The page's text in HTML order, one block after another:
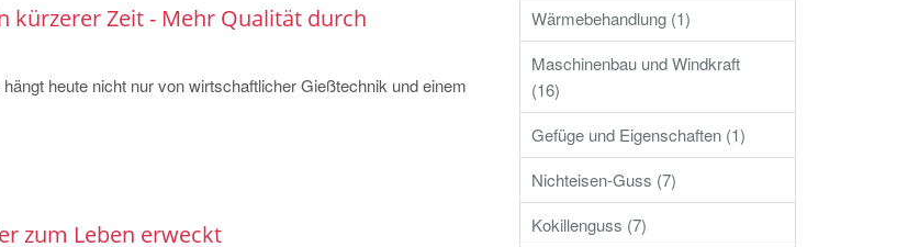
kürzerer Zeit - Mehr Qualität durch
heute nicht nur von wirtschaftlicher Gießtechnik und einem
zum Leben erweckt
Wärmebehandlung (1)
Maschinenbau und Windkraft
(16)
Gefüge und Eigenschaften (1)
Nichteisen-Guss (7)
Kokillenguss (7)